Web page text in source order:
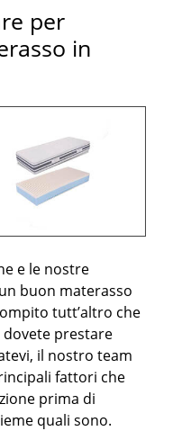
per
in
e le nostre
buon materasso
tutt’altro che
dovete prestare
il nostro team
fattori che
prima di
quali sono.